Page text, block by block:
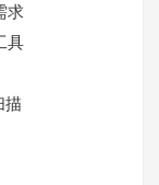
求
具
描